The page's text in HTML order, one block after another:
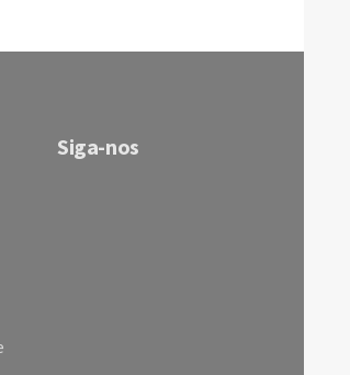
Siga-nos